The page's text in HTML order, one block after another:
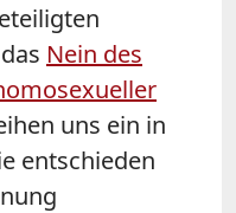
Nein des
uns ein in
entschieden